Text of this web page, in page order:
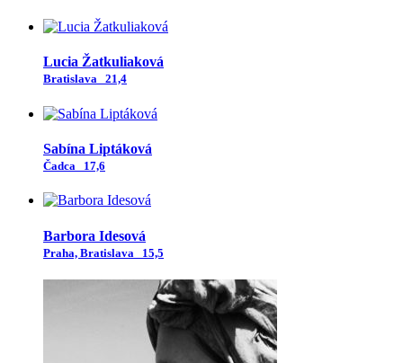
Lucia Žatkuliaková
Bratislava 21,4
Sabína Liptáková
Čadca 17,6
Barbora Idesová
Praha, Bratislava 15,5